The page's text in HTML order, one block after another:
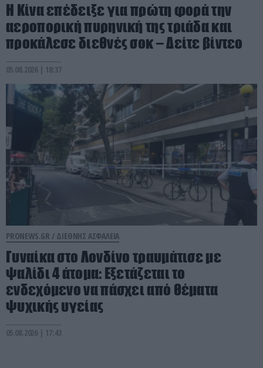
Η Κίνα επέδειξε για πρώτη φορά την
αεροπορική πυρηνική της τριάδα και
προκάλεσε διεθνές σοκ – Δείτε βίντεο
05.08.2026 | 18:37
PRONEWS.GR / ΔΙΕΘΝΗΣ ΑΣΦΑΛΕΙΑ
Γυναίκα στο Λονδίνο τραυμάτισε με
ψαλίδι 4 άτομα: Εξετάζεται το
ενδεχόμενο να πάσχει από θέματα
ψυχικής υγείας
05.08.2026 | 17:43